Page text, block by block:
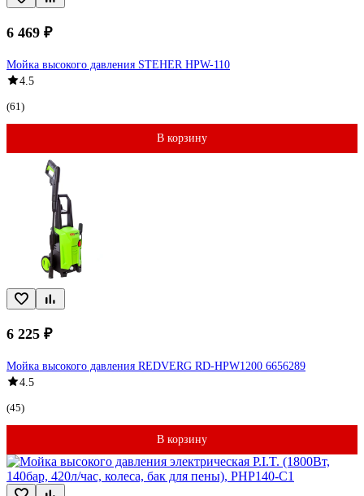
6 469 ₽
Мойка высокого давления STEHER HPW-110
4.5
(61)
В корзину
6 225 ₽
Мойка высокого давления REDVERG RD-HPW1200 6656289
4.5
(45)
В корзину